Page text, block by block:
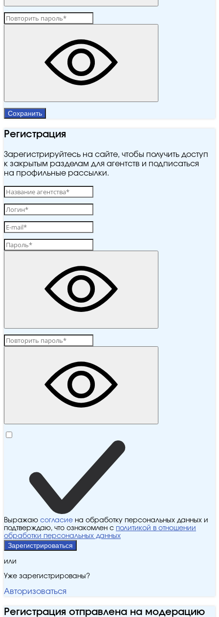
Сохранить
Регистрация
Зарегистрируйтесь на сайте, чтобы получить доступ
к закрытым разделам для агентств и подписаться
на профильные рассылки.
Выражаю согласие на обработку персональных данных и
подтверждаю, что ознакомлен с политикой в отношении
обработки персональных данных
Зарегистрироваться
или
Уже зарегистрированы?
Авторизоваться
Регистрация отправлена на модерацию